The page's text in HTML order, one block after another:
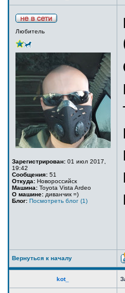
Любитель
Зарегистрирован: 01 июл 2017,
19:42
Сообщения: 51
Откуда: Новороссийск
Машина: Toyota Vista Ardeo
О машине: диванчик =)
Блог: Посмотреть блог (1)
Вернуться к началу
kot_